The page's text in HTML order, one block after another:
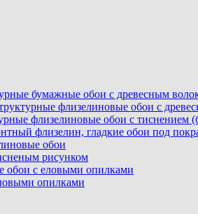
бумажные обои с древесным
флизелиновые обои с
флизелиновые обои с тиснением
флизелин, гладкие обои под
обои
рисунком
обои с еловыми опилками
опилками